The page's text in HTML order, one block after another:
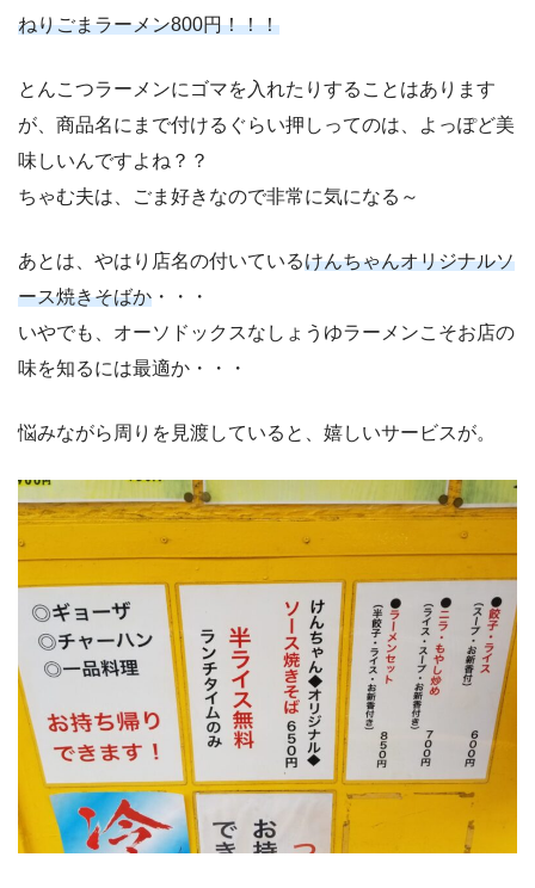
ねりごまラーメン800円！！！
とんこつラーメンにゴマを入れたりすることはあります
が、商品名にまで付けるぐらい押しってのは、よっぽど美
味しいんですよね？？
ちゃむ夫は、ごま好きなので非常に気になる～
あとは、やはり店名の付いているけんちゃんオリジナルソ
ース焼きそばか ・・・
いやでも、オーソドックスなしょうゆラーメンこそお店の
味を知るには最適か・・・
悩みながら周りを見渡していると、嬉しいサービスが。